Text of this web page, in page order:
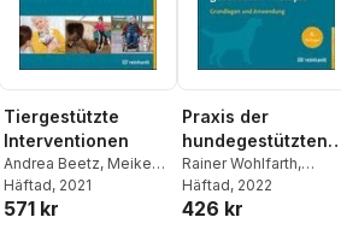
Tiergestützte
Interventionen
Andrea Beetz, Meike
Riedel, Rainer Wohlfarth
Häftad, 2021
571 kr
Praxis der
hundegestützten
Therapie
Rainer Wohlfarth,
Bettina Mutschler
Häftad, 2022
426 kr